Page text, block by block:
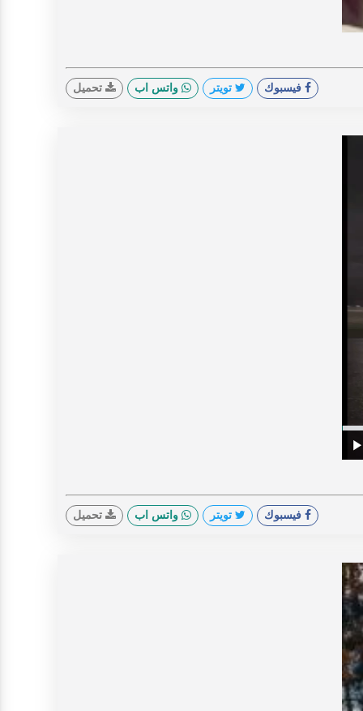
فيسبوك تويتر واتس اب تحميل
Play
0%
فيسبوك تويتر واتس اب تحميل